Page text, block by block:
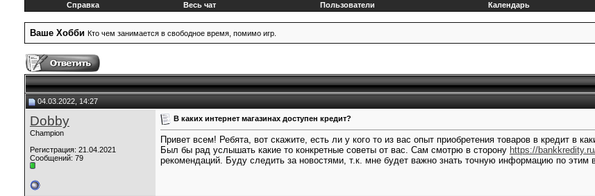
Справка
Весь чат Пользователи Календарь
Ваше Xобби Кто чем занимается в свободное время, помимо игр.
04.03.2022, 14:27
Dobby
Champion
Регистрация: 21.04.2021
Сообщений: 79
В каких интернет магазинах доступен кредит?
Привет всем! Ребята, вот скажите, есть ли у кого то из вас опыт приобретения товаров в кредит в
Был бы рад услышать какие то конкретные советы от вас. Сам смотрю в сторону https://
рекомендаций. Буду следить за новостями, т.к. мне будет важно знать точную информацию по этим